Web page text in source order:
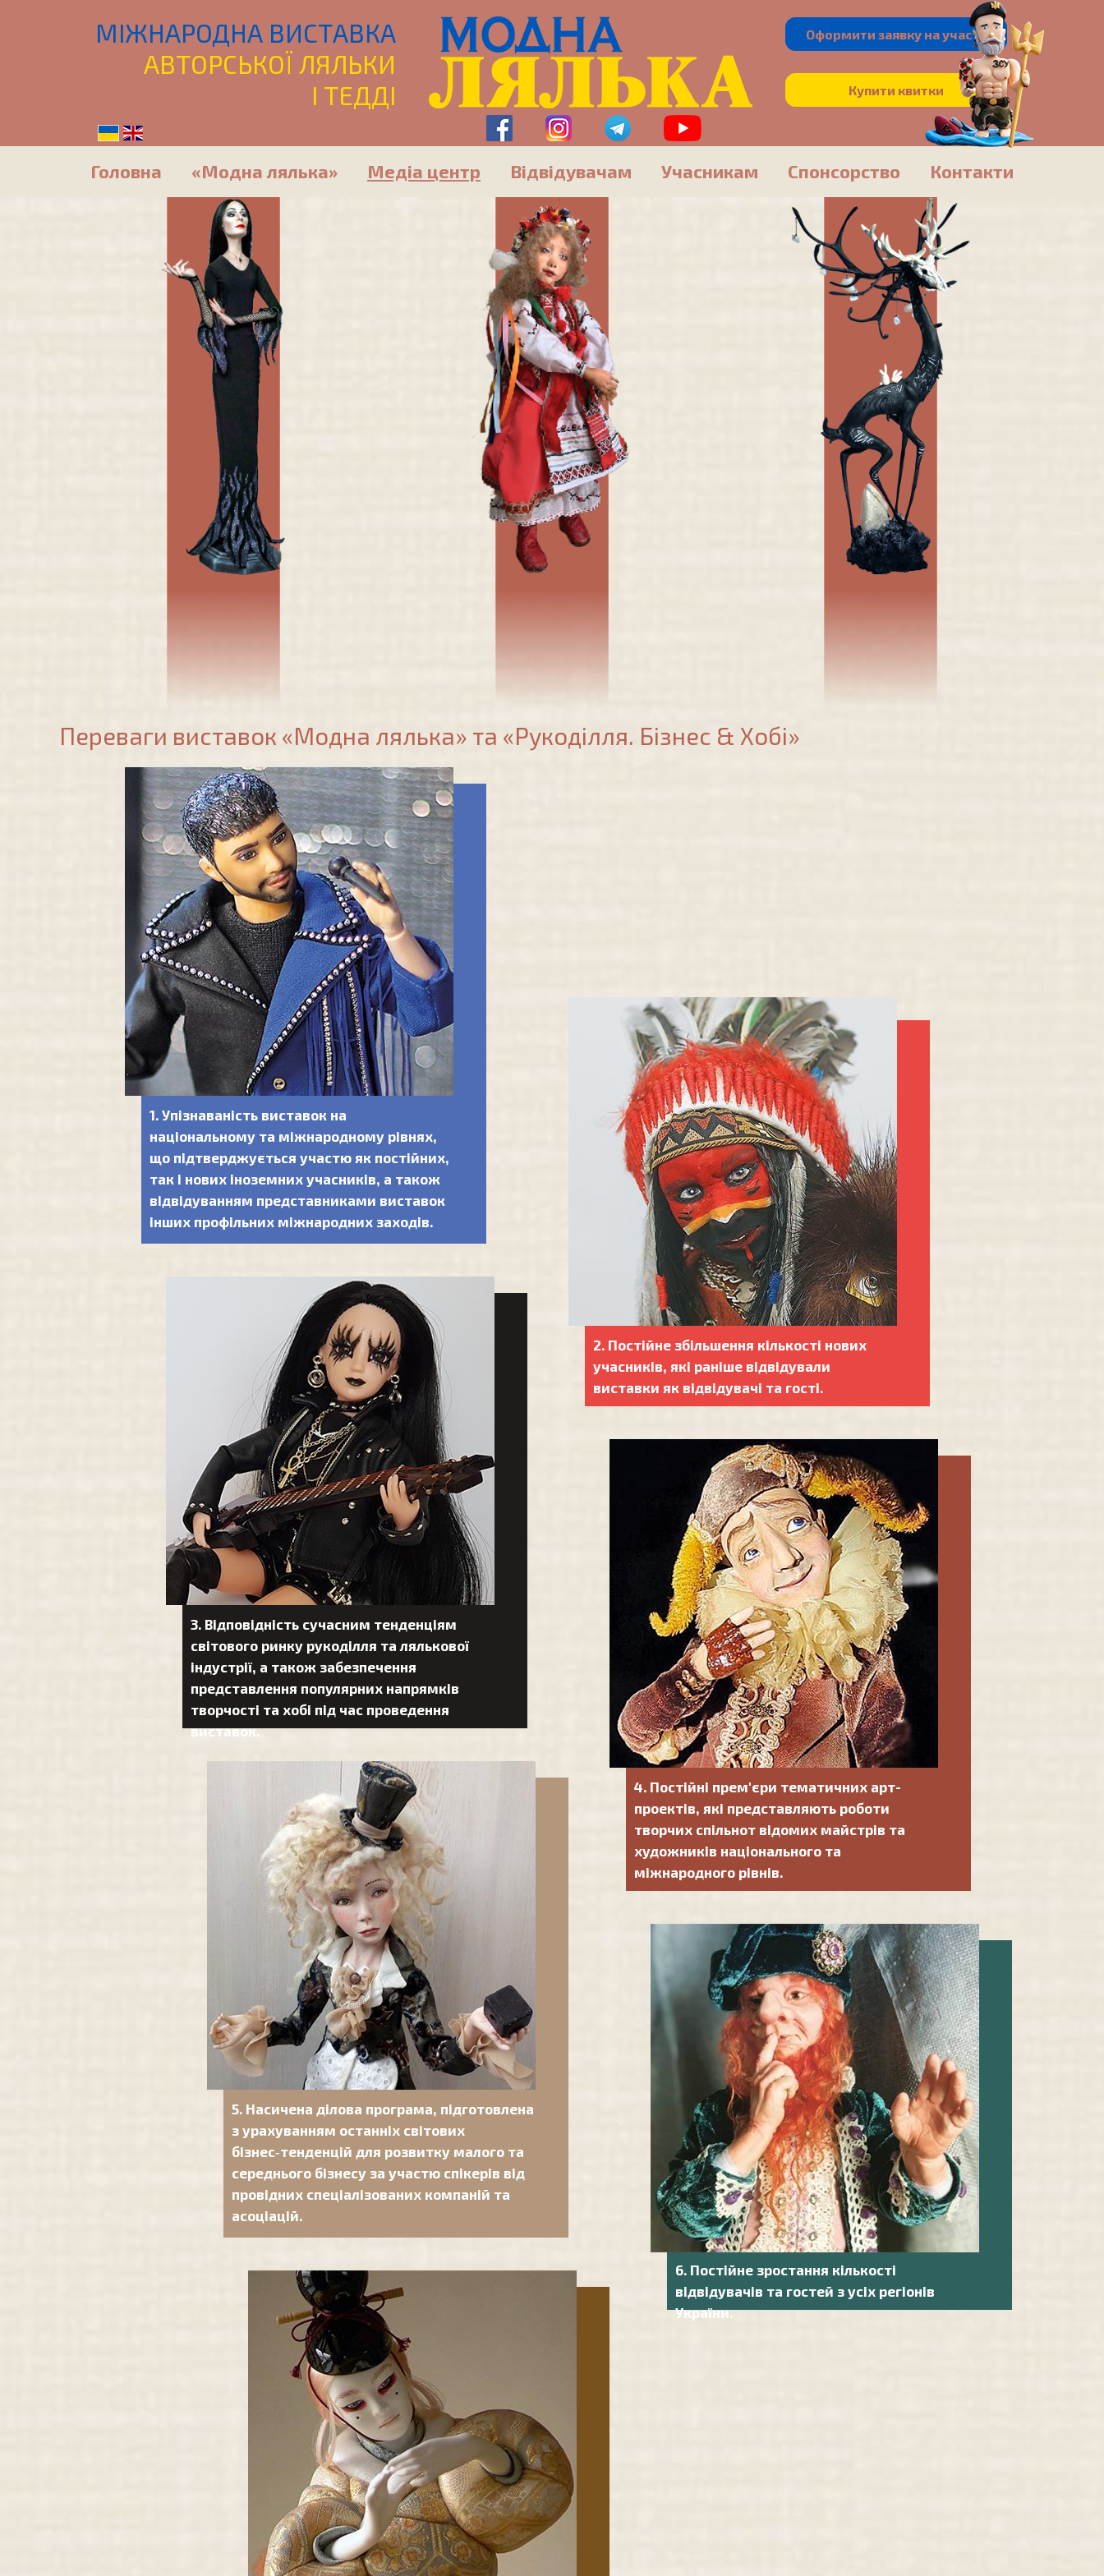
Головна «Модна лялька» Медіа центр Відвідувачам Учасникам Спонсорство Контакти
МІЖНАРОДНА ВИСТАВКА
АВТОРСЬКОЇ ЛЯЛЬКИ
І ТЕДДІ
Оформити заявку на участь
Купити квитки
Переваги виставок «Модна лялька» та «Рукоділля. Бізнес & Хобі»
1. Упізнаваність виставок на
національному та міжнародному рівнях,
що підтверджується участю як постійних,
так і нових іноземних учасників, а також
відвідуванням представниками виставок
інших профільних міжнародних заходів.
3. Відповідність сучасним тенденціям
світового ринку рукоділля та лялькової
індустрії, а також забезпечення
представлення популярних напрямків
творчості та хобі під час проведення
виставок.
2. Постійне збільшення кількості нових
учасників, які раніше відвідували
виставки як відвідувачі та гості.
4. Постійні прем'єри тематичних арт-
проектів, які представляють роботи
творчих спільнот відомих майстрів та
художників національного та
міжнародного рівнів.
5. Насичена ділова програма, підготовлена
​​з урахуванням останніх світових
бізнес‑тенденцій для розвитку малого та
середнього бізнесу за участю спікерів від
провідних спеціалізованих компаній та
асоціацій.
6. Постійне зростання кількості
відвідувачів та гостей з усіх регіонів
України.